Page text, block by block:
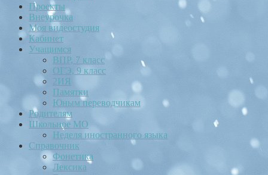
Проекты
Внеурочка
Моя видеостудия
Кабинет
Учащимся
ВПР, 7 класс
ОГЭ, 9 класс
2ИЯ
Памятки
Юным переводчикам
Родителям
Школьное МО
Неделя иностранного языка
Справочник
Фонетика
Лексика